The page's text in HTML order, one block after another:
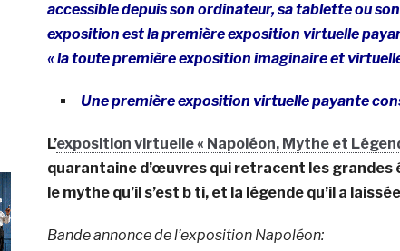
accessible depuis son ordinateur, sa tablette ou
exposition est la première exposition virtuelle
« la toute première exposition imaginaire et
Une première exposition virtuelle payante
L’exposition virtuelle « Napoléon, Mythe et
quarantaine d’œuvres qui retracent les grandes
le mythe qu’il s’est b ti, et la légende qu’il a
Bande annonce de l’exposition Napoléon: